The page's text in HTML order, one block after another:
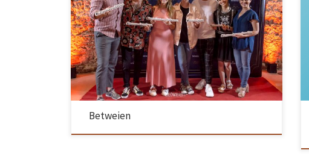
Para conhecermos melhor o “nascimento” da Betweien, comecemos
por saber quem é Narciso Moreira e o que leva um licenciado e mestre
em Educação até à Escola de Engenharia da UMinho. Fui colaborar
com o DPS para trabalhar no Projeto Integrado de Empreendedorismo
e Inovação, um projeto muito rico em […]
Betweien